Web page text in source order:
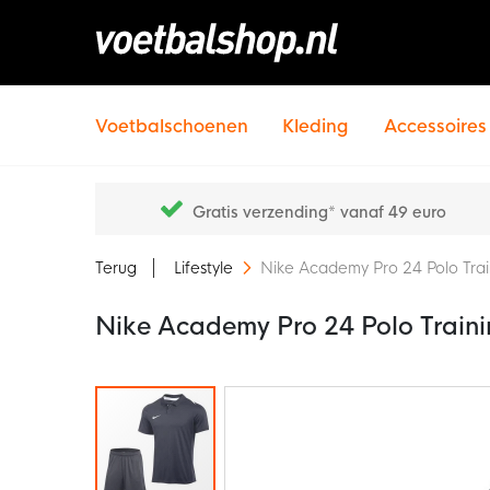
Voetbalschoenen Kleding Accessoires
Gratis verzending* vanaf 49 euro
Terug Lifestyle Nike Academy Pro 24 Polo
Nike Academy Pro 24 Polo
Ga
van
de